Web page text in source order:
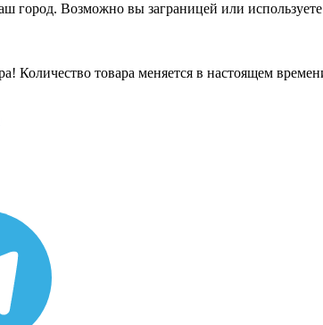
город. Возможно вы заграницей или
Количество товара меняется в настоящем